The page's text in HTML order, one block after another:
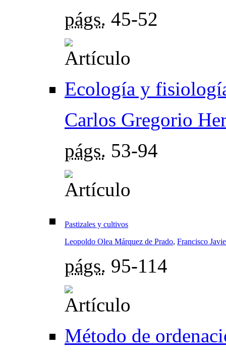
págs. 45-52
Ecología y
Carlos Gregorio
págs. 53-94
Pastizales y cultivos
Leopoldo Olea Márquez de Prado, Francisco
págs. 95-114
Método de